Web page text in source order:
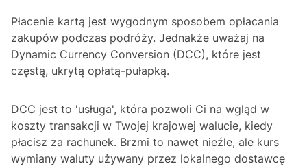
Płacenie kartą jest wygodnym sposobem opłacania
zakupów podczas podróży. Jednakże uważaj na
Dynamic Currency Conversion (DCC), które jest
częstą, ukrytą opłatą-pułapką.
DCC jest to 'usługa', która pozwoli Ci na wgląd w
koszty transakcji w Twojej krajowej walucie, kiedy
płacisz za rachunek. Brzmi to nawet nieźle, ale kurs
wymiany waluty używany przez lokalnego dostawcę